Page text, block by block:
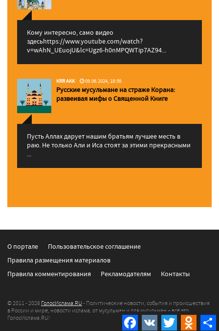
Кому интересно, само видео
здесьhttps://www.youtube.com/watch?
v=wAhN_UEuojU&lc=Ugz6-h0nMPQWTip7AZ94...
KRR AKK 09.06.2024, 18:56
Русские мусульмане на страже Корана:
pазвеивая мифы о Священной Книге
Пусть Аллах дарует нашим братьям лучшее месть в
раю. Не только Али и Иса стоят за этими прекрасными
...
Facebook
VK Twitter
О портале
Пользовательское соглашение
Правила размещения материалов
Правила комментирования
Рекламодателям Контакты
© 2011 - 2026 ГолосИслама.RU - Политические новости, события и происшествия
в России и мире, новости ислама, от мусульман и для мусульман – всё это
ГолосИслама.RU!